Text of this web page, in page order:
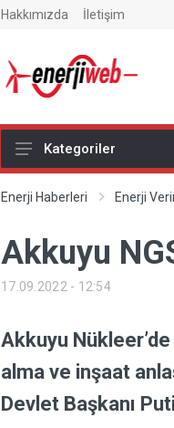
Hakkımızda İletişim
Ana Sayfa
Global Enerji Haberleri
Yazarlar
Elektrikli Araç Haberleri
Petrol Haberleri
Doğalgaz Haberleri
Kategoriler
Enerji Haberleri Enerji
Akkuyu
17.09.2022 - 12:54
Akkuyu
alma ve inşaat
Devlet Başkanı